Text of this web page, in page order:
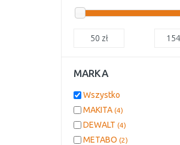
50 zł
MARKA
Wszystko
MAKITA (4)
DEWALT (4)
METABO (2)